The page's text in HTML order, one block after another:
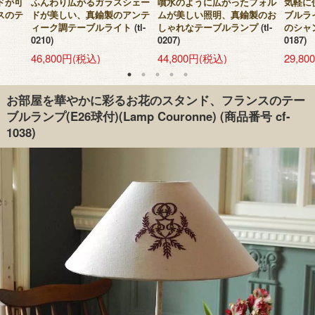
のテ
ドが美しい、真鍮製のアンテ
ィーク調テーブルライト (tl-
0210)
46,800円(税込)
ムが美しい照明、真鍮製のお
しゃれなテーブルランプ (tl-
0207)
44,800円(税込)
ブルラ
のシャ
0187)
お部屋を華やかに彩るお花のスタンド、フランスのテー
ブルランプ(E26球付)(Lamp Couronne) (商品番号 cf-
1038)